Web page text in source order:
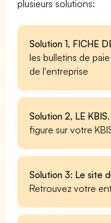
plusieurs solutions:
Solution 1, FICHE
les bulletins de
de l'entreprise
Solution 2, LE KBIS
figure sur votre
Solution 3: Le site
Retrouvez votre